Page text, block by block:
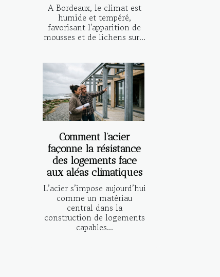
A Bordeaux, le climat est
humide et tempéré,
favorisant l'apparition de
mousses et de lichens sur...
Comment l’acier
façonne la résistance
des logements face
aux aléas climatiques
L’acier s’impose aujourd’hui
comme un matériau
central dans la
construction de logements
capables...